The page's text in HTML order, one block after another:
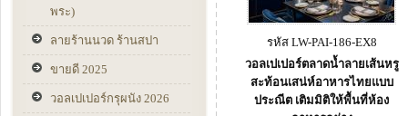
พระ)
ลายร้านนวด ร้านสปา
ขายดี 2025
วอลเปเปอร์กรุผนัง 2026
รหัส LW-PAI-186-EX8
วอลเปเปอร์ตลาดน้ำลายเส้นหรู
สะท้อนเสน่ห์อาหารไทยแบบ
ประณีต เติมมิติให้พื้นที่ห้อง